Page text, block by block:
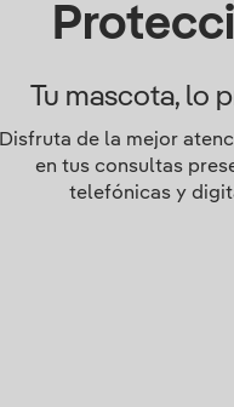
Tu mascota, lo
Disfruta de la mejor
en tus consultas
telefónicas y